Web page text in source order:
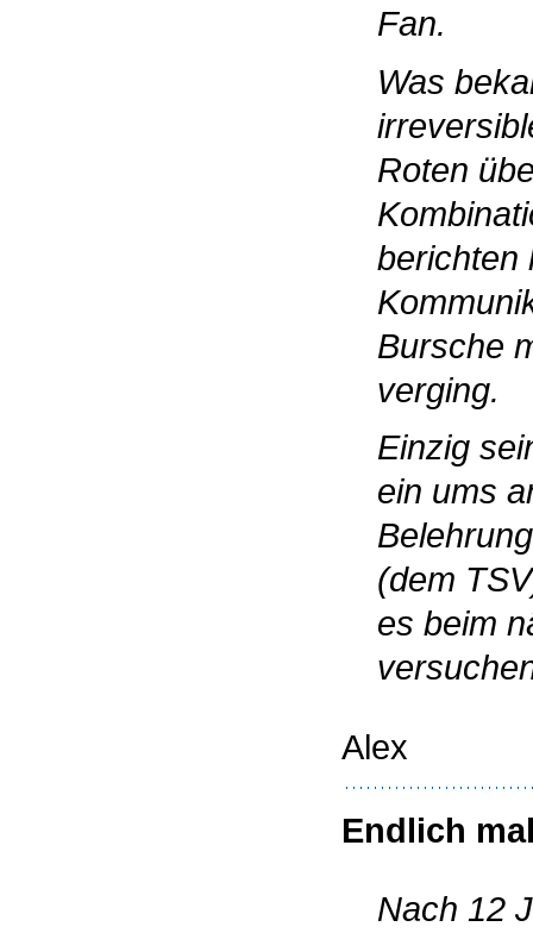
Fan.
Was
Roten
berichten
Bursche
verging.
Einzig
ein ums
(dem
es beim
Alex
Endlich
Nach 12